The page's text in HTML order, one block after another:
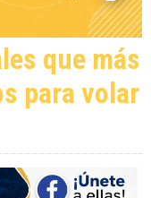
que más
para volar